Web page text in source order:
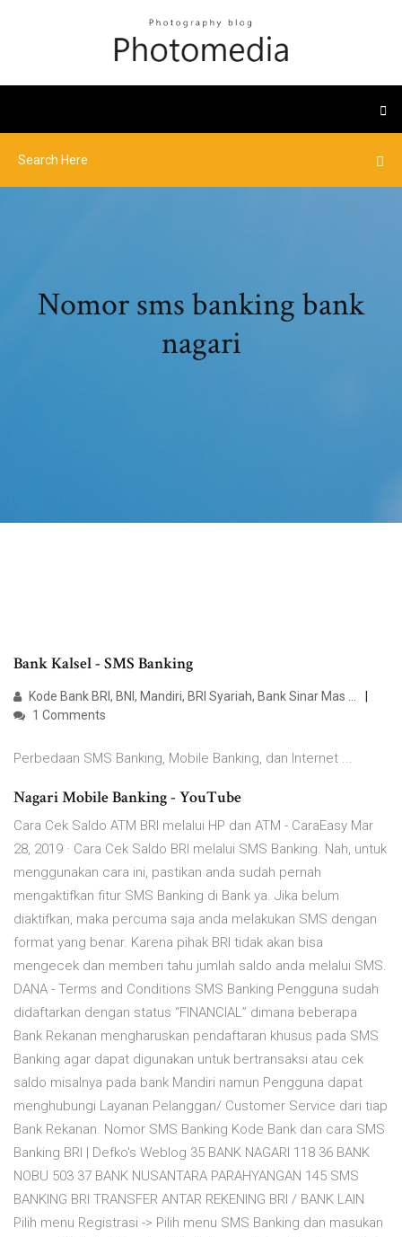
Nomor sms banking bank
nagari
Bank Kalsel - SMS Banking
Kode Bank BRI, BNI, Mandiri, BRI Syariah, Bank Sinar Mas ...
1 Comments
Perbedaan SMS Banking, Mobile Banking, dan Internet ...
Nagari Mobile Banking - YouTube
Cara Cek Saldo ATM BRI melalui HP dan ATM - CaraEasy Mar
28, 2019 · Cara Cek Saldo BRI melalui SMS Banking. Nah, untuk
menggunakan cara ini, pastikan anda sudah pernah
mengaktifkan fitur SMS Banking di Bank ya. Jika belum
diaktifkan, maka percuma saja anda melakukan SMS dengan
format yang benar. Karena pihak BRI tidak akan bisa
mengecek dan memberi tahu jumlah saldo anda melalui SMS.
DANA - Terms and Conditions SMS Banking Pengguna sudah
didaftarkan dengan status “FINANCIAL” dimana beberapa
Bank Rekanan mengharuskan pendaftaran khusus pada SMS
Banking agar dapat digunakan untuk bertransaksi atau cek
saldo misalnya pada bank Mandiri namun Pengguna dapat
menghubungi Layanan Pelanggan/ Customer Service dari tiap
Bank Rekanan. Nomor SMS Banking Kode Bank dan cara SMS
Banking BRI | Defko's Weblog 35 BANK NAGARI 118 36 BANK
NOBU 503 37 BANK NUSANTARA PARAHYANGAN 145 SMS
BANKING BRI TRANSFER ANTAR REKENING BRI / BANK LAIN
Pilih menu Registrasi -> Pilih menu SMS Banking dan masukan